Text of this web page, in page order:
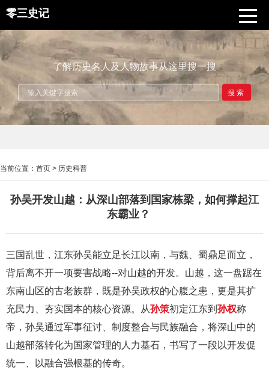
零三史记
了解历史名人及人物故事从这里搜一搜
搜索
当前位置： 首页 > 历史科普
孙吴开发山越：从深山部落到国家栋梁，如何撑起江
东霸业？
三国乱世，江东孙吴能立足长江以南，与魏、蜀鼎足而立，
背后离不开一项要害战略--对山越的开发。山越，这一盘踞在
东南山区的古老族群，既是孙吴政权的心腹之患，更是其扩
充民力、夯实国本的核心资源。从孙策初定江东到 孙权称
帝，孙吴通过军事征讨、制度整合与民族融合，将深山中的
山越部落转化为国家管理的人力基石，书写了一段以开发促
统一、以融合强根基的传奇。